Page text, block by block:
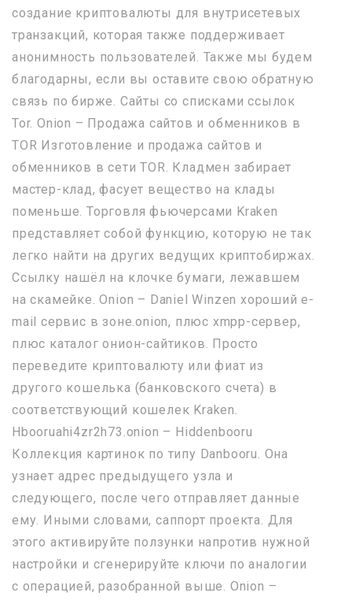
создание криптовалюты для внутрисетевых
транзакций, которая также поддерживает
анонимность пользователей. Также мы будем
благодарны, если вы оставите свою обратную
связь по бирже. Сайты со списками ссылок
Tor. Onion – Продажа сайтов и обменников в
TOR Изготовление и продажа сайтов и
обменников в сети TOR. Кладмен забирает
мастер-клад, фасует вещество на клады
поменьше. Торговля фьючерсами Kraken
представляет собой функцию, которую не так
легко найти на других ведущих криптобиржах.
Ссылку нашёл на клочке бумаги, лежавшем
на скамейке. Onion – Daniel Winzen хороший e-
mail сервис в зоне.onion, плюс xmpp-сервер,
плюс каталог онион-сайтиков. Просто
переведите криптовалюту или фиат из
другого кошелька (банковского счета) в
соответствующий кошелек Kraken.
Hbooruahi4zr2h73.onion – Hiddenbooru
Коллекция картинок по типу Danbooru. Она
узнает адрес предыдущего узла и
следующего, после чего отправляет данные
ему. Иными словами, саппорт проекта. Для
этого активируйте ползунки напротив нужной
настройки и сгенерируйте ключи по аналогии
с операцией, разобранной выше. Onion –